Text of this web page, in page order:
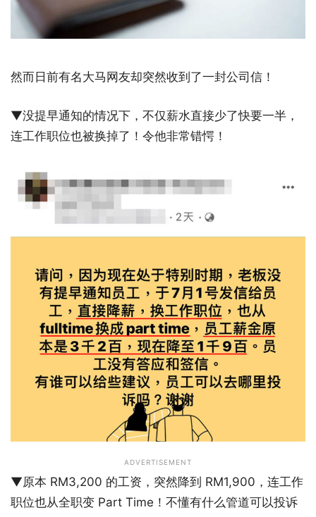
然而日前有名大马网友却突然收到了一封公司信！
▼没提早通知的情况下，不仅薪水直接少了快要一半，
连工作职位也被换掉了！令他非常错愕！
ADVERTISEMENT
▼原本 RM3,200 的工资，突然降到 RM1,900，连工作
职位也从全职变 Part Time！不懂有什么管道可以投诉